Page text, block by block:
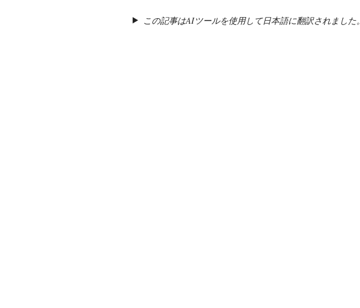
この記事はAIツールを使用して日本語に翻訳されました。